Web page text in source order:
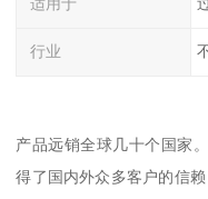
行业
产品远销全球几十个国家
得了国内外众多客户的信